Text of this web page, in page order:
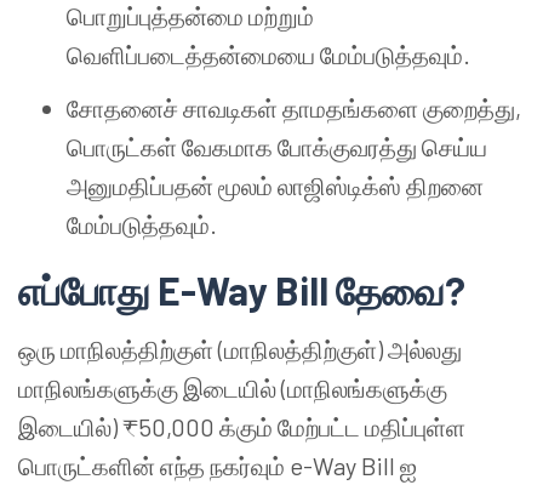
பொறுப்புத்தன்மை மற்றும்
வெளிப்படைத்தன்மையை மேம்படுத்தவும்.
சோதனைச் சாவடிகள் தாமதங்களை குறைத்து,
பொருட்கள் வேகமாக போக்குவரத்து செய்ய
அனுமதிப்பதன் மூலம் லாஜிஸ்டிக்ஸ் திறனை
மேம்படுத்தவும்.
எப்போது E-Way Bill தேவை?
ஒரு மாநிலத்திற்குள் (மாநிலத்திற்குள்) அல்லது
மாநிலங்களுக்கு இடையில் (மாநிலங்களுக்கு
இடையில்) ₹50,000 க்கும் மேற்பட்ட மதிப்புள்ள
பொருட்களின் எந்த நகர்வும் e-Way Bill ஐ